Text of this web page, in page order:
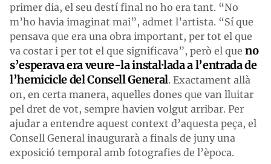
primer dia, el seu destí final no ho era tant. “No
m’ho havia imaginat mai”, admet l’artista. “Sí que
pensava que era una obra important, per tot el que
va costar i per tot el que significava”, però el que no
s’esperava era veure-la instal·lada a l’entrada de
l’hemicicle del Consell General. Exactament allà
on, en certa manera, aquelles dones que van lluitar
pel dret de vot, sempre havien volgut arribar. Per
ajudar a entendre aquest context d’aquesta peça, el
Consell General inaugurarà a finals de juny una
exposició temporal amb fotografies de l’època.